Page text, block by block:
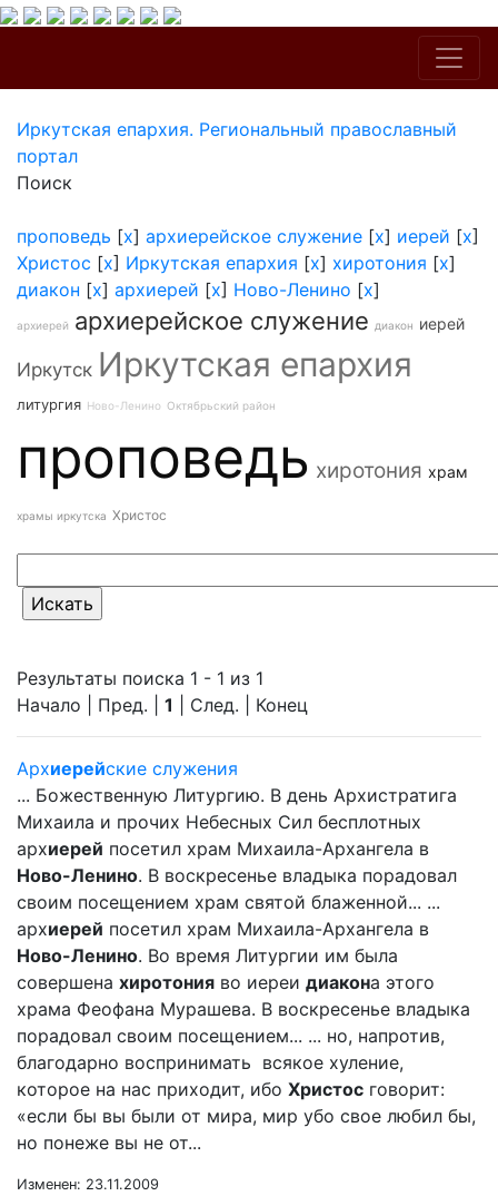
Иркутская епархия. Региональный православный
портал
Поиск
проповедь [x] архиерейское служение [x] иерей [x]
Христос [x] Иркутская епархия [x] хиротония [x]
диакон [x] архиерей [x] Ново-Ленино [x]
архиерей архиерейское служение диакон иерей
Иркутск Иркутская епархия
литургия Ново-Ленино Октябрьский район
проповедь хиротония храм
храмы иркутска Христос
Результаты поиска 1 - 1 из 1
Начало | Пред. | 1 | След. | Конец
Архиерейские служения
... Божественную Литургию. В день Архистратига
Михаила и прочих Небесных Сил бесплотных
архиерей посетил храм Михаила-Архангела в
Ново-Ленино. В воскресенье владыка порадовал
своим посещением храм святой блаженной... ...
архиерей посетил храм Михаила-Архангела в
Ново-Ленино. Во время Литургии им была
совершена хиротония во иереи диакона этого
храма Феофана Мурашева. В воскресенье владыка
порадовал своим посещением... ... но, напротив,
благодарно воспринимать всякое хуление,
которое на нас приходит, ибо Христос говорит:
«если бы вы были от мира, мир убо свое любил бы,
но понеже вы не от...
Изменен: 23.11.2009